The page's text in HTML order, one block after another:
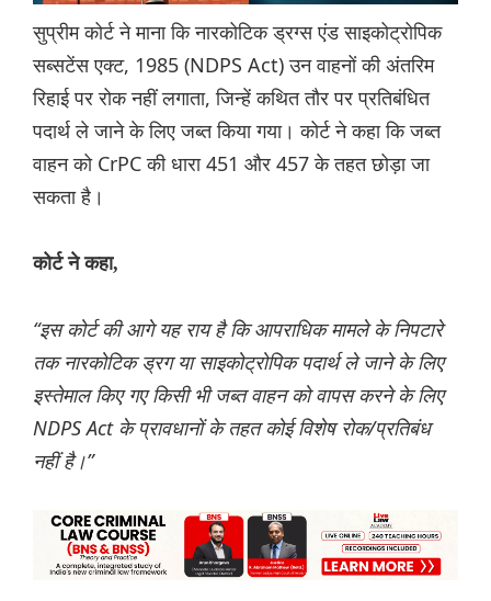
सुप्रीम कोर्ट ने माना कि नारकोटिक ड्रग्स एंड साइकोट्रोपिक
सब्सटेंस एक्ट, 1985 (NDPS Act) उन वाहनों की अंतरिम
रिहाई पर रोक नहीं लगाता, जिन्हें कथित तौर पर प्रतिबंधित
पदार्थ ले जाने के लिए जब्त किया गया। कोर्ट ने कहा कि जब्त
वाहन को CrPC की धारा 451 और 457 के तहत छोड़ा जा
सकता है।
कोर्ट ने कहा,
“इस कोर्ट की आगे यह राय है कि आपराधिक मामले के निपटारे
तक नारकोटिक ड्रग या साइकोट्रोपिक पदार्थ ले जाने के लिए
इस्तेमाल किए गए किसी भी जब्त वाहन को वापस करने के लिए
NDPS Act के प्रावधानों के तहत कोई विशेष रोक/प्रतिबंध
नहीं है।”